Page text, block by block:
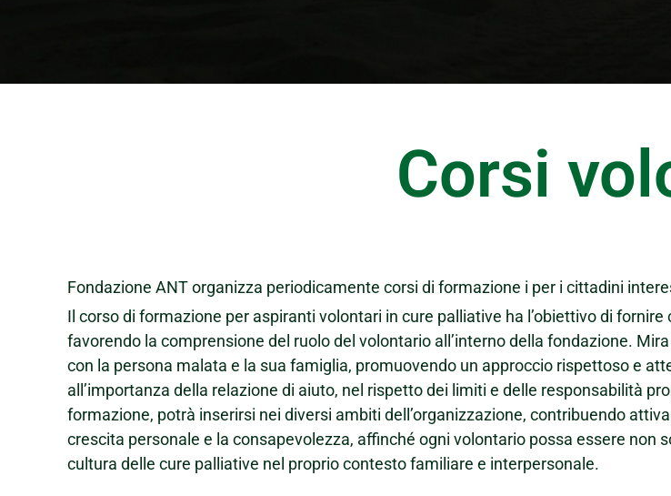
Corsi
Fondazione ANT organizza periodicamente corsi di formazione i per i cittadini
Il corso di formazione per aspiranti volontari in cure palliative ha l’obiettivo di
favorendo la comprensione del ruolo del volontario all’interno della fondazione.
con la persona malata e la sua famiglia, promuovendo un approccio rispettoso e
all’importanza della relazione di aiuto, nel rispetto dei limiti e delle responsabilità
formazione, potrà inserirsi nei diversi ambiti dell’organizzazione, contribuendo
crescita personale e la consapevolezza, affinché ogni volontario possa essere non
cultura delle cure palliative nel proprio contesto familiare e interpersonale.